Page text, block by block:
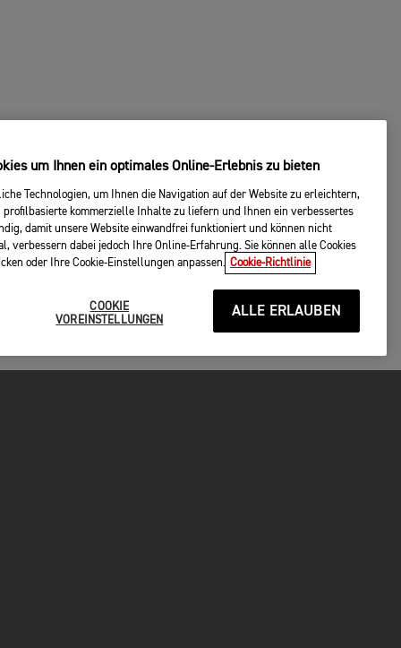
um Ihnen ein optimales Online-Erlebnis zu bieten
Technologien, um Ihnen die Navigation auf der Website zu erleichtern,
profilbasierte kommerzielle Inhalte zu liefern und Ihnen ein verbessertes
damit unsere Website einwandfrei funktioniert und können nicht
verbessern dabei jedoch Ihre Online-Erfahrung. Sie können alle Cookies
oder Ihre Cookie-Einstellungen anpassen. Cookie-Richtlinie
COOKIE
VOREINSTELLUNGEN
ALLE ERLAUBEN